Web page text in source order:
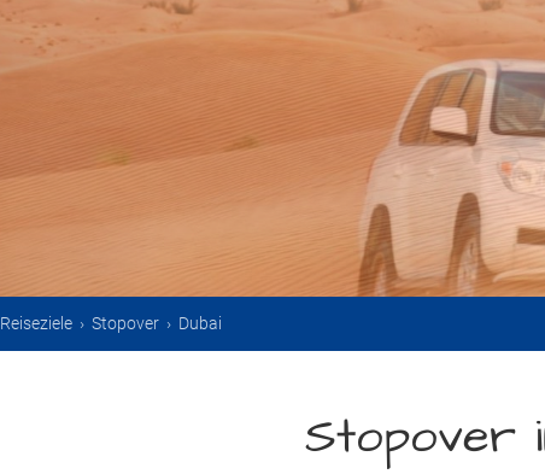
Reiseziele › Stopover › Dubai
Stopover